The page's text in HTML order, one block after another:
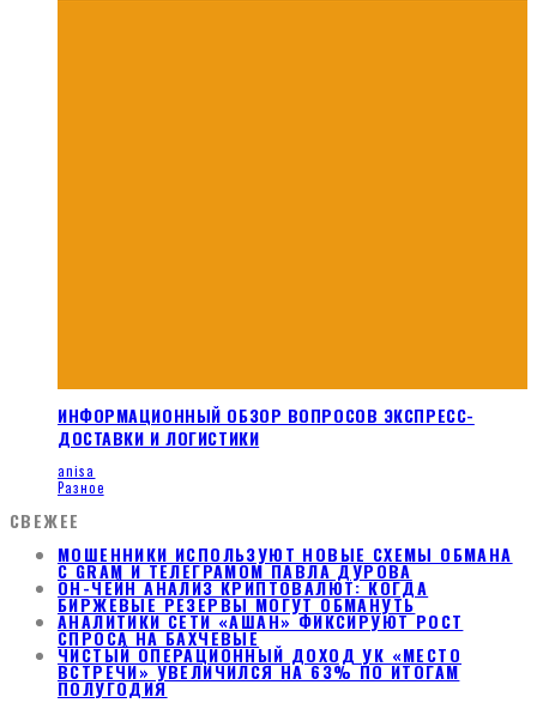
ИНФОРМАЦИОННЫЙ ОБЗОР ВОПРОСОВ ЭКСПРЕСС-
ДОСТАВКИ И ЛОГИСТИКИ
anisa
Разное
СВЕЖЕЕ
МОШЕННИКИ ИСПОЛЬЗУЮТ НОВЫЕ СХЕМЫ ОБМАНА
С GRAM И ТЕЛЕГРАМОМ ПАВЛА ДУРОВА
ОН-ЧЕЙН АНАЛИЗ КРИПТОВАЛЮТ: КОГДА
БИРЖЕВЫЕ РЕЗЕРВЫ МОГУТ ОБМАНУТЬ
АНАЛИТИКИ СЕТИ «АШАН» ФИКСИРУЮТ РОСТ
СПРОСА НА БАХЧЕВЫЕ
ЧИСТЫЙ ОПЕРАЦИОННЫЙ ДОХОД УК «МЕСТО
ВСТРЕЧИ» УВЕЛИЧИЛСЯ НА 63% ПО ИТОГАМ
ПОЛУГОДИЯ